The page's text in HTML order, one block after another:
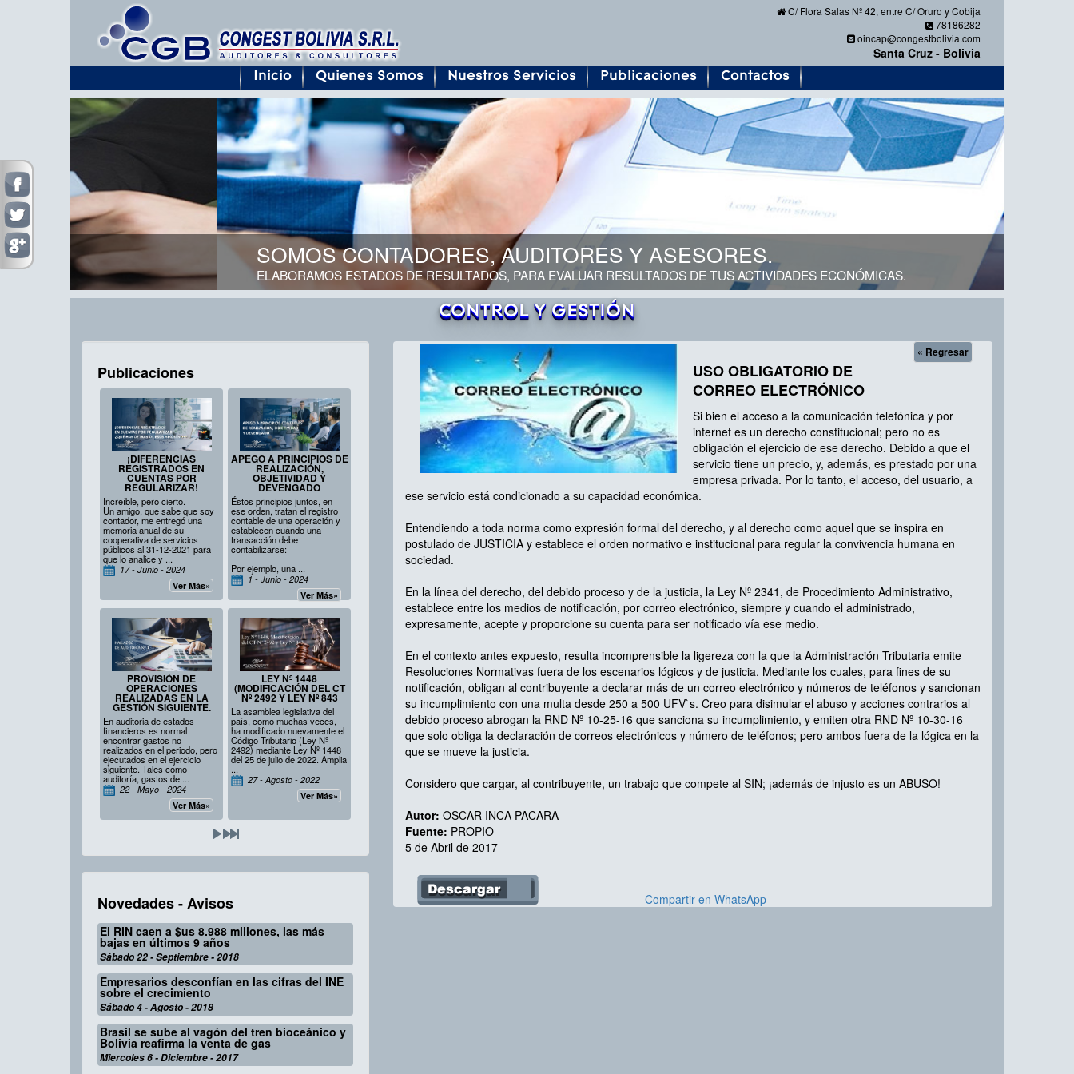
C/ Flora Salas Nº 42, entre C/ Oruro y Cobija
78186282
oincap@congestbolivia.com
Santa Cruz - Bolivia
Inicio Quienes Somos Nuestros Servicios Publicaciones Contactos
SOMOS CONTADORES, AUDITORES Y ASESORES.
ELABORAMOS ESTADOS DE RESULTADOS, PARA EVALUAR RESULTADOS DE TUS ACTIVIDADES ECONÓMICAS.
CONTROL Y GESTIÓN
Publicaciones
¡DIFERENCIAS
REGISTRADOS EN
CUENTAS POR
REGULARIZAR!
Increíble, pero cierto.
Un amigo, que sabe que soy
contador, me entregó una
memoria anual de su
cooperativa de servicios
públicos al 31-12-2021 para
que lo analice y ...
17 - Junio - 2024
Ver Más»
APEGO A PRINCIPIOS DE
REALIZACIÓN,
OBJETIVIDAD Y
DEVENGADO
Éstos principios juntos, en
ese orden, tratan el registro
contable de una operación y
establecen cuándo una
transacción debe
contabilizarse:
Por ejemplo, una ...
1 - Junio - 2024
Ver Más»
PROVISIÓN DE
OPERACIONES
REALIZADAS EN LA
GESTIÓN SIGUIENTE.
En auditoria de estados
financieros es normal
encontrar gastos no
realizados en el periodo, pero
ejecutados en el ejercicio
siguiente. Tales como
auditoría, gastos de ...
22 - Mayo - 2024
Ver Más»
LEY Nº 1448
(MODIFICACIÓN DEL CT
Nº 2492 Y LEY Nº 843
La asamblea legislativa del
país, como muchas veces,
ha modificado nuevamente el
Código Tributario (Ley Nº
2492) mediante Ley Nº 1448
del 25 de julio de 2022. Amplia
...
27 - Agosto - 2022
Ver Más»
Novedades - Avisos
El RIN caen a $us 8.988 millones, las más
bajas en últimos 9 años
Sábado 22 - Septiembre - 2018
Empresarios desconfían en las cifras del INE
sobre el crecimiento
Sábado 4 - Agosto - 2018
Brasil se sube al vagón del tren bioceánico y
Bolivia reafirma la venta de gas
Miercoles 6 - Diciembre - 2017
« Regresar
USO OBLIGATORIO DE
CORREO ELECTRÓNICO
Si bien el acceso a la comunicación telefónica y por
internet es un derecho constitucional; pero no es
obligación el ejercicio de ese derecho. Debido a que el
servicio tiene un precio, y, además, es prestado por una
empresa privada. Por lo tanto, el acceso, del usuario, a
ese servicio está condicionado a su capacidad económica.
Entendiendo a toda norma como expresión formal del derecho, y al derecho como aquel que se inspira en
postulado de JUSTICIA y establece el orden normativo e institucional para regular la convivencia humana en
sociedad.
En la línea del derecho, del debido proceso y de la justicia, la Ley Nº 2341, de Procedimiento Administrativo,
establece entre los medios de notificación, por correo electrónico, siempre y cuando el administrado,
expresamente, acepte y proporcione su cuenta para ser notificado vía ese medio.
En el contexto antes expuesto, resulta incomprensible la ligereza con la que la Administración Tributaria emite
Resoluciones Normativas fuera de los escenarios lógicos y de justicia. Mediante los cuales, para fines de su
notificación, obligan al contribuyente a declarar más de un correo electrónico y números de teléfonos y sancionan
su incumplimiento con una multa desde 250 a 500 UFV`s. Creo para disimular el abuso y acciones contrarios al
debido proceso abrogan la RND Nº 10-25-16 que sanciona su incumplimiento, y emiten otra RND Nº 10-30-16
que solo obliga la declaración de correos electrónicos y número de teléfonos; pero ambos fuera de la lógica en la
que se mueve la justicia.
Considero que cargar, al contribuyente, un trabajo que compete al SIN; ¡además de injusto es un ABUSO!
Autor: OSCAR INCA PACARA
Fuente: PROPIO
5 de Abril de 2017
Compartir en WhatsApp